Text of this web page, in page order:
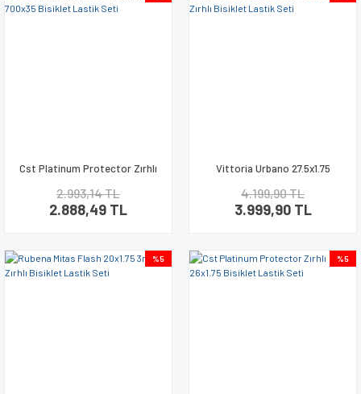
Cst Platinum Protector Zırhlı
2.993,14 TL
2.888,49 TL
Vittoria Urbano 27.5x1.75
Seti
4.199,90 TL
3.999,90 TL
%5 %5